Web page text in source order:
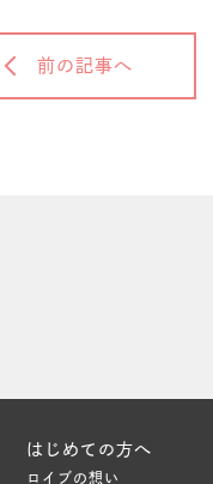
前の記事へ
はじめての方へ
ロイブの想い